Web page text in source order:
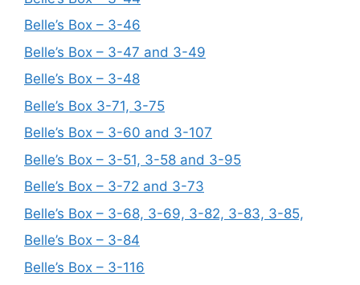
Belle’s Box – 3-46
Belle’s Box – 3-47 and 3-49
Belle’s Box – 3-48
Belle’s Box 3-71, 3-75
Belle’s Box – 3-60 and 3-107
Belle’s Box – 3-51, 3-58 and 3-95
Belle’s Box – 3-72 and 3-73
Belle’s Box – 3-68, 3-69, 3-82, 3-83, 3-85,
Belle’s Box – 3-84
Belle’s Box – 3-116